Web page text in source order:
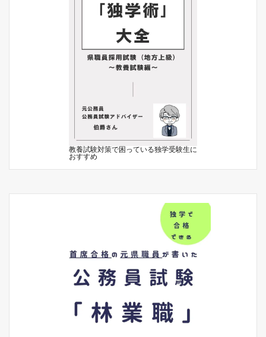
教養試験対策で困っている独学受験生に
おすすめ